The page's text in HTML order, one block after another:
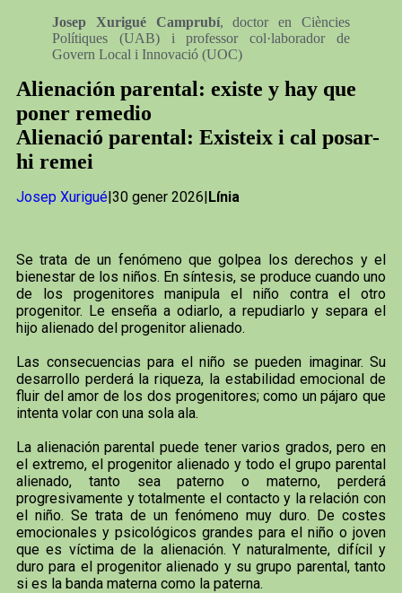
Josep Xurigué Camprubí, doctor en Ciències
Polítiques (UAB) i professor col·laborador de
Govern Local i Innovació (UOC)
Alienación parental: existe y hay que
poner remedio
Alienació parental: Existeix i cal posar-
hi remei
Josep Xurigué|30 gener 2026|Línia
Se trata de un fenómeno que golpea los derechos y el
bienestar de los niños. En síntesis, se produce cuando uno
de los progenitores manipula el niño contra el otro
progenitor. Le enseña a odiarlo, a repudiarlo y separa el
hijo alienado del progenitor alienado.
Las consecuencias para el niño se pueden imaginar. Su
desarrollo perderá la riqueza, la estabilidad emocional de
fluir del amor de los dos progenitores; como un pájaro que
intenta volar con una sola ala.
La alienación parental puede tener varios grados, pero en
el extremo, el progenitor alienado y todo el grupo parental
alienado, tanto sea paterno o materno, perderá
progresivamente y totalmente el contacto y la relación con
el niño. Se trata de un fenómeno muy duro. De costes
emocionales y psicológicos grandes para el niño o joven
que es víctima de la alienación. Y naturalmente, difícil y
duro para el progenitor alienado y su grupo parental, tanto
si es la banda materna como la paterna.